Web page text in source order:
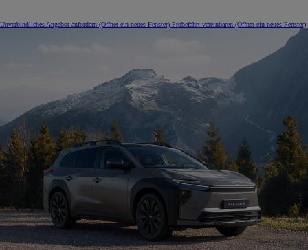
Unverbindliches Angebot anfordern (Öffnet ein neues Fenster) Probefahrt vereinbaren (Öffnet ein neues Fenster)